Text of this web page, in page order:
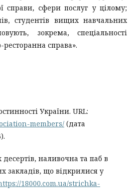
справи, сфери послуг у цілому;
студентів вищих навчальних
зокрема, спеціальності
ресторанна справа».
України. URL:
members/ (дата
наливочна та паб в
закладів, що відкрилися у
18000.com.ua/strichka-